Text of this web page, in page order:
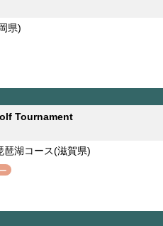
県)
Tournament
琶湖コース(滋賀県)